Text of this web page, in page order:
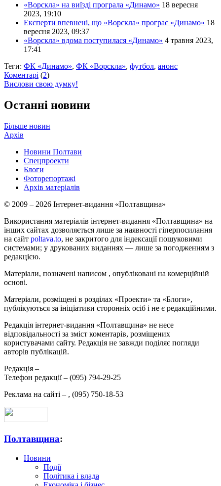
«Ворскла» на виїзді програла «Динамо» 18 вересня
2023, 19:10
Експерти впевнені, що «Ворскла» програє «Динамо» 18
вересня 2023, 09:37
«Ворскла» вдома поступилася «Динамо» 4 травня 2023,
17:41
Теги: ФК «Динамо», ФК «Ворскла», футбол, анонс
Коментарі (2)
Вислови свою думку!
Останні новини
Більше новин
Архів
Новини Полтави
Спецпроекти
Блоги
Фоторепортажі
Архів матеріалів
© 2009 – 2026 Інтернет-видання «Полтавщина»
Використання матеріалів інтернет-видання «Полтавщина» на
інших сайтах дозволяється лише за наявності гіперпосилання
на сайт poltava.to, не закритого для індексації пошуковими
системами; у друкованих виданнях — лише за погодженням з
редакцією.
Матеріали, позначені написом , опубліковані на комерційній
основі.
Матеріали, розміщені в розділах «Проекти» та «Блоги»,
публікуються за ініціативи сторонніх осіб і не є редакційними.
Редакція інтернет-видання «Полтавщина» не несе
відповідальності за зміст коментарів, розміщених
користувачами сайту. Редакція не завжди поділяє погляди
авторів публікацій.
Редакція –
Телефон редакції – (095) 794-29-25
Реклама на сайті – , (095) 750-18-53
Полтавщина:
Новини
Події
Політика і влада